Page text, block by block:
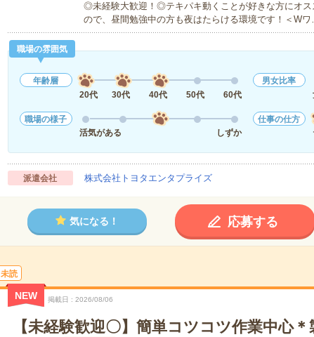
◎未経験大歓迎！◎テキパキ動くことが好きな方にオ
ので、昼間勉強中の方も夜はたらける環境です！＜W
職場の雰囲気
年齢層
20代
30代 40代 50代 60代
男女比率
職場の様子
活気がある
しずか
仕事の仕方
派遣会社 株式会社トヨタエンタプライズ
気になる！ 応募する
未読
NEW 掲載日 2026/08/06
【未経験歓迎〇】簡単コツコツ作業中心